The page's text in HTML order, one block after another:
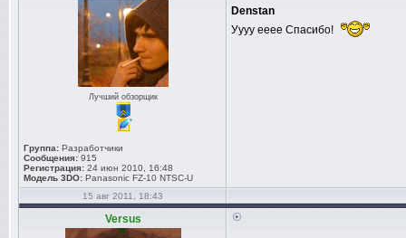
Лучший обзорщик
Группа: Разработчики
Сообщения: 915
Регистрация: 24 июн 2010, 16:48
Модель 3DO: Panasonic FZ-10 NTSC-U
Denstan
Уууу ееее Спасибо!
15 авг 2011, 18:43
Versus